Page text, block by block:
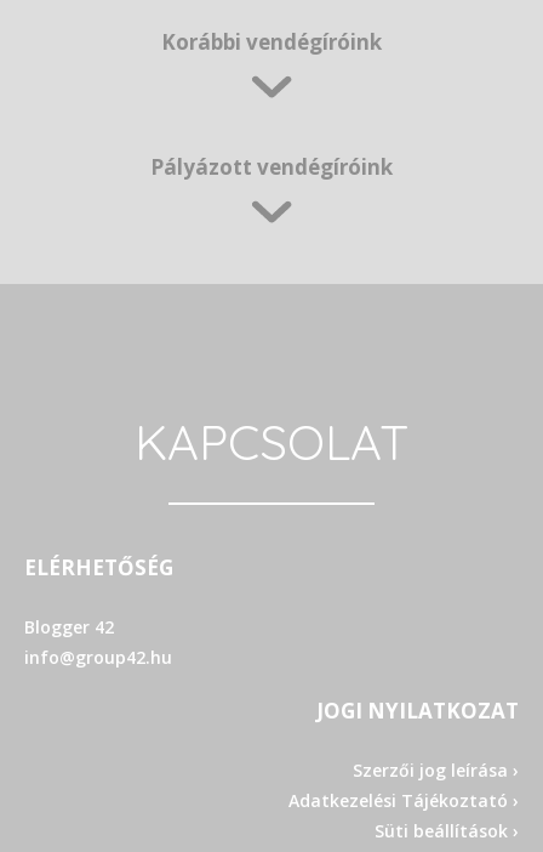
Korábbi vendégíróink
Pályázott vendégíróink
KAPCSOLAT
ELÉRHETŐSÉG
Blogger 42
info@group42.hu
JOGI NYILATKOZAT
Szerzői jog leírása ›
Adatkezelési Tájékoztató ›
Süti beállítások ›